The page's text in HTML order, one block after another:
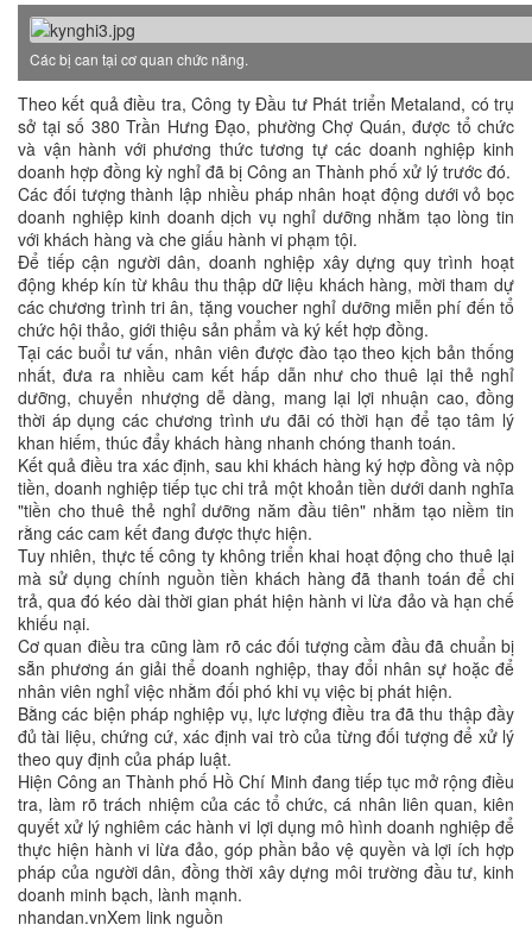
Các bị can tại cơ quan chức năng.
Theo kết quả điều tra, Công ty Đầu tư Phát triển Metaland, có trụ
sở tại số 380 Trần Hưng Đạo, phường Chợ Quán, được tổ chức
và vận hành với phương thức tương tự các doanh nghiệp kinh
doanh hợp đồng kỳ nghỉ đã bị Công an Thành phố xử lý trước đó.
Các đối tượng thành lập nhiều pháp nhân hoạt động dưới vỏ bọc
doanh nghiệp kinh doanh dịch vụ nghỉ dưỡng nhằm tạo lòng tin
với khách hàng và che giấu hành vi phạm tội.
Để tiếp cận người dân, doanh nghiệp xây dựng quy trình hoạt
động khép kín từ khâu thu thập dữ liệu khách hàng, mời tham dự
các chương trình tri ân, tặng voucher nghỉ dưỡng miễn phí đến tổ
chức hội thảo, giới thiệu sản phẩm và ký kết hợp đồng.
Tại các buổi tư vấn, nhân viên được đào tạo theo kịch bản thống
nhất, đưa ra nhiều cam kết hấp dẫn như cho thuê lại thẻ nghỉ
dưỡng, chuyển nhượng dễ dàng, mang lại lợi nhuận cao, đồng
thời áp dụng các chương trình ưu đãi có thời hạn để tạo tâm lý
khan hiếm, thúc đẩy khách hàng nhanh chóng thanh toán.
Kết quả điều tra xác định, sau khi khách hàng ký hợp đồng và nộp
tiền, doanh nghiệp tiếp tục chi trả một khoản tiền dưới danh nghĩa
"tiền cho thuê thẻ nghỉ dưỡng năm đầu tiên" nhằm tạo niềm tin
rằng các cam kết đang được thực hiện.
Tuy nhiên, thực tế công ty không triển khai hoạt động cho thuê lại
mà sử dụng chính nguồn tiền khách hàng đã thanh toán để chi
trả, qua đó kéo dài thời gian phát hiện hành vi lừa đảo và hạn chế
khiếu nại.
Cơ quan điều tra cũng làm rõ các đối tượng cầm đầu đã chuẩn bị
sẵn phương án giải thể doanh nghiệp, thay đổi nhân sự hoặc để
nhân viên nghỉ việc nhằm đối phó khi vụ việc bị phát hiện.
Bằng các biện pháp nghiệp vụ, lực lượng điều tra đã thu thập đầy
đủ tài liệu, chứng cứ, xác định vai trò của từng đối tượng để xử lý
theo quy định của pháp luật.
Hiện Công an Thành phố Hồ Chí Minh đang tiếp tục mở rộng điều
tra, làm rõ trách nhiệm của các tổ chức, cá nhân liên quan, kiên
quyết xử lý nghiêm các hành vi lợi dụng mô hình doanh nghiệp để
thực hiện hành vi lừa đảo, góp phần bảo vệ quyền và lợi ích hợp
pháp của người dân, đồng thời xây dựng môi trường đầu tư, kinh
doanh minh bạch, lành mạnh.
nhandan.vnXem link nguồn